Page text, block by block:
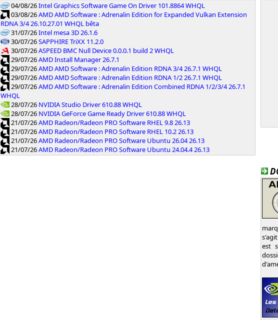
04/08/26Intel Graphics Software Game On Driver 101.8864 WHQL
03/08/26AMD AMD Software : Adrenalin Edition for Expanded Vulkan Extension
RDNA 3/4 26.10.27.01 WHQL bêta
31/07/26Intel mesa 3D 26.1.6
30/07/26SAPPHIRE TriXX 11.2.0
30/07/26ASPEED BMC Null Device 0.0.0.1 build 2 WHQL
29/07/26AMD Install Manager 26.7.1
29/07/26AMD AMD Software : Adrenalin Edition RDNA 3/4 26.7.1 WHQL
29/07/26AMD AMD Software : Adrenalin Edition RDNA 1/2 26.7.1 WHQL
29/07/26AMD AMD Software : Adrenalin Edition Combined RDNA 1/2/3/4 26.7.1
WHQL
28/07/26 NVIDIA Studio Driver 610.88 WHQL
28/07/26 NVIDIA GeForce Game Ready Driver 610.88 WHQL
21/07/26AMD Radeon/Radeon PRO Software RHEL 9.8 26.13
21/07/26AMD Radeon/Radeon PRO Software RHEL 10.2 26.13
21/07/26AMD Radeon/Radeon PRO Software Ubuntu 26.04 26.13
21/07/26AMD Radeon/Radeon PRO Software Ubuntu 24.04.4 26.13
est